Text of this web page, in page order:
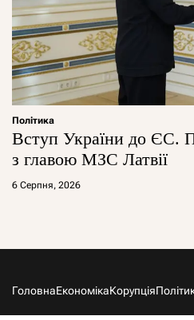
Політика
Вступ України до ЄС.
з главою МЗС Латвії
6 Серпня, 2026
ГоловнаЕкономікаКорупція